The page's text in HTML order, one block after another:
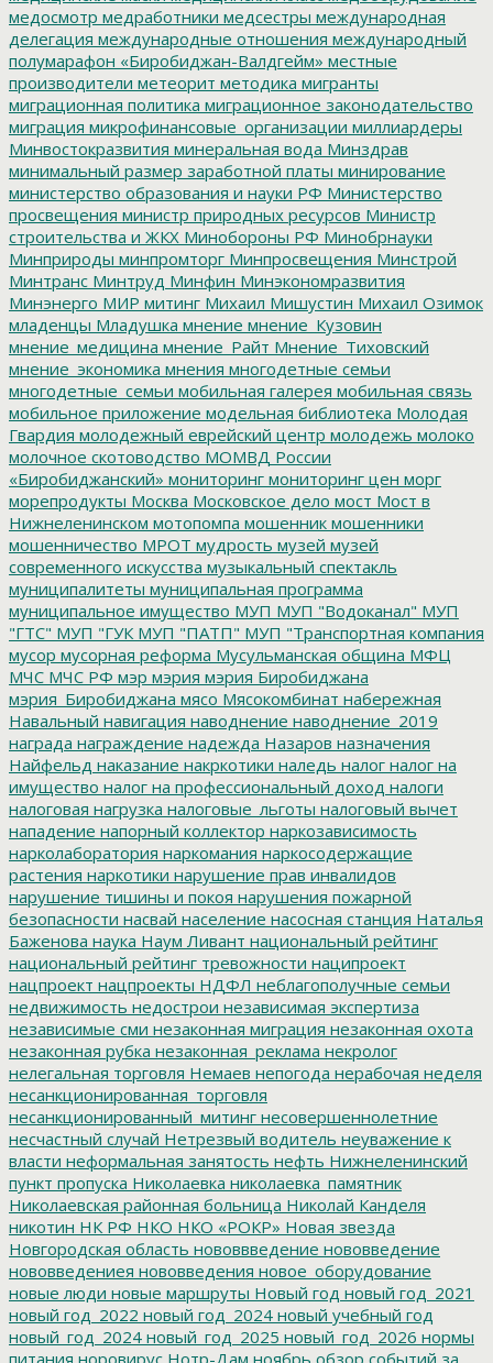
медосмотр медработники медсестры международная
делегация международные отношения международный
полумарафон «Биробиджан-Валдгейм» местные
производители метеорит методика мигранты
миграционная политика миграционное законодательство
миграция микрофинансовые_организации миллиардеры
Минвостокразвития минеральная вода Минздрав
минимальный размер заработной платы минирование
министерство образования и науки РФ Министерство
просвещения министр природных ресурсов Министр
строительства и ЖКХ Минобороны РФ Минобрнауки
Минприроды минпромторг Минпросвещения Минстрой
Минтранс Минтруд Минфин Минэкономразвития
Минэнерго МИР митинг Михаил Мишустин Михаил Озимок
младенцы Младушка мнение мнение_Кузовин
мнение_медицина мнение_Райт Мнение_Тиховский
мнение_экономика мнения многодетные семьи
многодетные_семьи мобильная галерея мобильная связь
мобильное приложение модельная библиотека Молодая
Гвардия молодежный еврейский центр молодежь молоко
молочное скотоводство МОМВД России
«Биробиджанский» мониторинг мониторинг цен морг
морепродукты Москва Московское дело мост Мост в
Нижнеленинском мотопомпа мошенник мошенники
мошенничество МРОТ мудрость музей музей
современного искусства музыкальный спектакль
муниципалитеты муниципальная программа
муниципальное имущество МУП МУП "Водоканал" МУП
"ГТС" МУП "ГУК МУП "ПАТП" МУП "Транспортная компания
мусор мусорная реформа Мусульманская община МФЦ
МЧС МЧС РФ мэр мэрия мэрия Биробиджана
мэрия_Биробиджана мясо Мясокомбинат набережная
Навальный навигация наводнение наводнение_2019
награда награждение надежда Назаров назначения
Найфельд наказание накркотики наледь налог налог на
имущество налог на профессиональный доход налоги
налоговая нагрузка налоговые_льготы налоговый вычет
нападение напорный коллектор наркозависимость
нарколаборатория наркомания наркосодержащие
растения наркотики нарушение прав инвалидов
нарушение тишины и покоя нарушения пожарной
безопасности насвай население насосная станция Наталья
Баженова наука Наум Ливант национальный рейтинг
национальный рейтинг тревожности наципроект
нацпроект нацпроекты НДФЛ неблагополучные семьи
недвижимость недострои независимая экспертиза
независимые сми незаконная миграция незаконная охота
незаконная рубка незаконная_реклама некролог
нелегальная торговля Немаев непогода нерабочая неделя
несанкционированная_торговля
несанкционированный_митинг несовершеннолетние
несчастный случай Нетрезвый водитель неуважение к
власти неформальная занятость нефть Нижнеленинский
пункт пропуска Николаевка николаевка_памятник
Николаевская районная больница Николай Канделя
никотин НК РФ НКО НКО «РОКР» Новая звезда
Новгородская область нововвведение нововведение
нововведениея нововведения новое_оборудование
новые люди новые маршруты Новый год новый год_2021
новый год_2022 новый год_2024 новый учебный год
новый_год_2024 новый_год_2025 новый_год_2026 нормы
питания норовирус Нотр-Дам ноябрь обзор событий за